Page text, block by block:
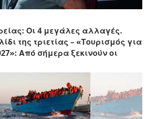
Οι 4 μεγάλες αλλαγές.
της τριετίας – «Τουρισμός για
Από σήμερα ξεκινούν οι